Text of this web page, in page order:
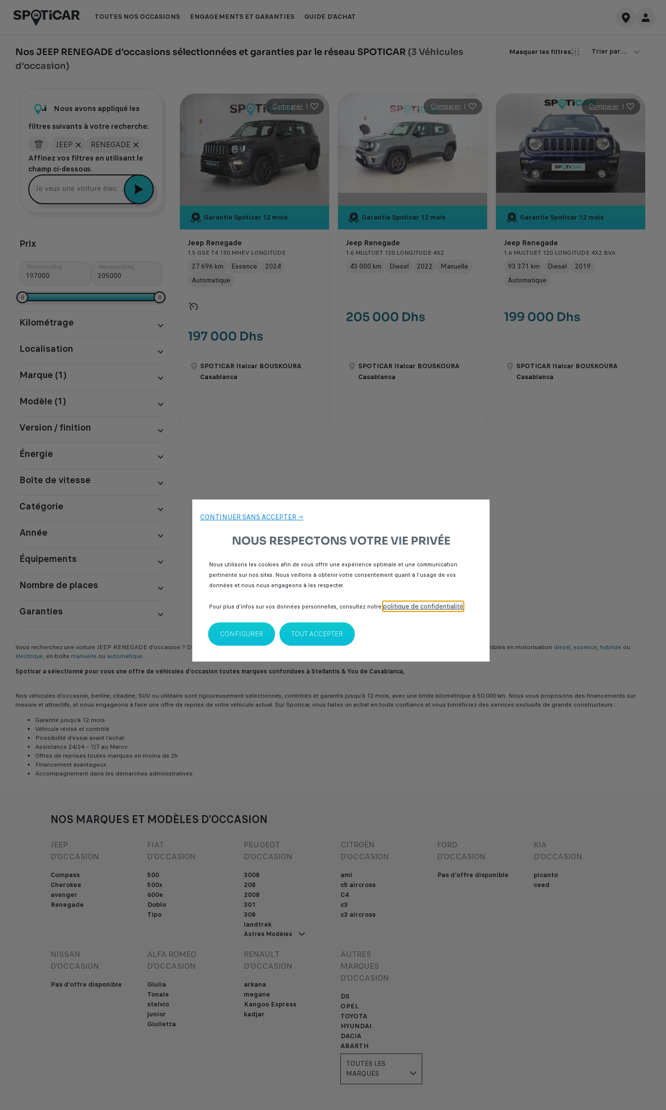
contenu
TOUTES NOS OCCASIONS ENGAGEMENTS ET GARANTIES GUIDE D'ACHAT
Nos JEEP RENEGADE d'occasions sélectionnées et garanties par le réseau SPOTICAR (3 Véhicules
d'occasion)
Masquer les filtres Trier par ...
Nous avons appliqué les
filtres suivants à votre recherche:
JEEP
RENEGADE
Affinez vos filtres en utilisant le
champ ci-dessous.
Je veux une voiture électrique récente
Prix
Minimum (Dhs) Maximum (Dhs)
Kilométrage
Localisation
Marque (1)
Modèle (1)
Version / finition
Énergie
Boîte de vitesse
Catégorie
Année
Équipements
Nombre de places
Garanties
Comparer |
Garantie Spoticar 12 mois
Jeep Renegade
1.5 GSE T4 130 MHEV LONGITUDE
27 696 km Essence
2024
Automatique
197 000 Dhs
SPOTICAR Italcar BOUSKOURA
Casablanca
Comparer |
Garantie Spoticar 12 mois
Jeep Renegade
1.6 MULTIJET 120 LONGITUDE 4X2
43 000 km Diesel 2022 Manuelle
205 000 Dhs
SPOTICAR Italcar BOUSKOURA
Casablanca
Comparer |
Garantie Spoticar 12 mois
Jeep Renegade
1.6 MULTIJET 120 LONGITUDE 4X2 BVA
93 371 km Diesel
2019
Automatique
199 000 Dhs
SPOTICAR Italcar BOUSKOURA
Casablanca
Vous recherchez une voiture JEEP RENEGADE d’occasion ? Découvrez sur Spoticar notre sélection deberlines,citadines d'occasion disponibles en motorisation diesel, essence, hybride ou
électrique, en boîte manuelle ou automatique.
Spoticar a sélectionné pour vous une offre de véhicules d'occasion toutes marques confondues à Stellantis & You de Casablanca,
Nos véhicules d’occasion, berline, citadine, SUV ou utilitaire sont rigoureusement sélectionnés, contrôlés et garantis jusqu’à 12 mois, avec une limite kilométrique à 50 000 km. Nous vous proposons des financements sur
mesure et attractifs, et nous engageons à faire une offre de reprise de votre véhicule actuel. Sur Spoticar, vous faites un achat en toute confiance et vous bénéficiez des services exclusifs de grands constructeurs :
Garantie jusqu’à 12 mois
Véhicule révisé et contrôlé
Possibilité d’essai avant l’achat
Assistance 24/24 – 7/7 au Maroc
Offres de reprises toutes marques en moins de 2h
Financement avantageux
Accompagnement dans les démarches administratives
NOS MARQUES ET MODÈLES D'OCCASION
JEEP
D'OCCASION
Compass
Cherokee
avenger
Renegade
FIAT
D'OCCASION
500
500x
600e
Doblo
Tipo
PEUGEOT
D'OCCASION
3008
208
2008
301
308
landtrek
Autres Modèles
CITROËN
D'OCCASION
ami
c5 aircross
C4
c3
c3 aircross
FORD
D'OCCASION
Pas d'offre disponible
KIA
D'OCCASION
picanto
ceed
NISSAN
D'OCCASION
Pas d'offre disponible
ALFA ROMEO
D'OCCASION
Giulia
Tonale
stelvio
junior
Giulietta
RENAULT
D'OCCASION
arkana
megane
Kangoo Express
kadjar
AUTRES
MARQUES
D'OCCASION
DS
OPEL
TOYOTA
HYUNDAI
DACIA
ABARTH
TOUTES LES
MARQUES
CONTINUER SANS ACCEPTER →
NOUS RESPECTONS VOTRE VIE PRIVÉE
Nous utilisons les cookies afin de vous offrir une expérience optimale et une communication
pertinente sur nos sites. Nous veillons à obtenir votre consentement quant à l’usage de vos
données et nous nous engageons à les respecter.
Pour plus d’infos sur vos données personnelles, consultez notre politique de confidentialité
CONFIGURER TOUT ACCEPTER